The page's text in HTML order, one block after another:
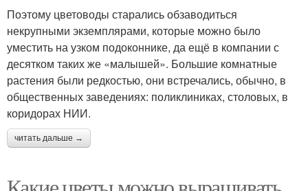
Поэтому цветоводы старались обзаводиться
некрупными экземплярами, которые можно было
уместить на узком подоконнике, да ещё в компании с
десятком таких же «малышей». Большие комнатные
растения были редкостью, они встречались, обычно, в
общественных заведениях: поликлиниках, столовых, в
коридорах НИИ.
читать дальше →